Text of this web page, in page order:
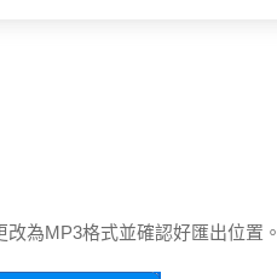
為MP3格式並確認好匯出位置。